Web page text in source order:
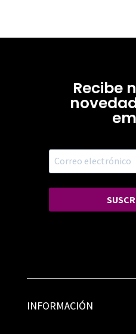
Recibe
INFORMACIÓN